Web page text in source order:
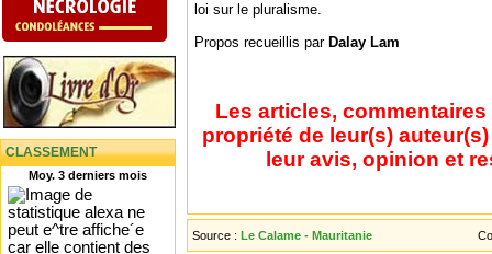
CLASSEMENT
Moy. 3 derniers mois
loi sur le pluralisme.
Propos recueillis par Dalay Lam
Les articles,
propriété de leur(s)
leur avis, opinion et
Source : Le Calame - Mauritanie